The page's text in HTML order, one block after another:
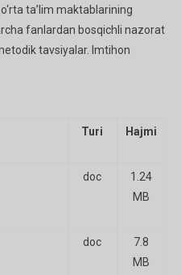
Barcha
Sinflarning
Imtihon
ta’lim maktablarining
fanlardan bosqichli nazorat
tavsiyalar. Imtihon
Turi Hajmi
doc
1.24
MB
doc
7.8
MB